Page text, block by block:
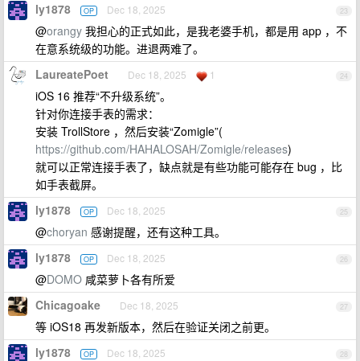
23
ly1878 OP Dec 18, 2025
@orangy 我担心的正式如此，是我老婆手机，都是用 app ，不
在意系统级的功能。进退两难了。
24
LaureatePoet Dec 18, 2025 1
iOS 16 推荐“不升级系统”。
针对你连接手表的需求：
安装 TrollStore ，然后安装“Zomigle”(
https://github.com/HAHALOSAH/Zomigle/releases)
就可以正常连接手表了，缺点就是有些功能可能存在 bug ，比
如手表截屏。
25
ly1878 OP Dec 18, 2025
@choryan 感谢提醒，还有这种工具。
26
ly1878 OP Dec 18, 2025
@DOMO 咸菜萝卜各有所爱
27
Chicagoake Dec 18, 2025
等 iOS18 再发新版本，然后在验证关闭之前更。
28
ly1878 OP Dec 18, 2025